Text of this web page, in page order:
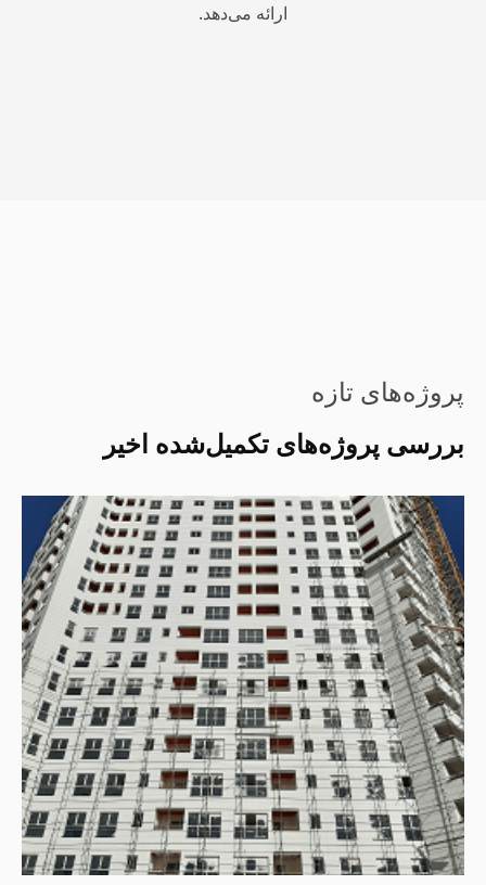
ارائه می‌دهد.
پروژه‌های تازه
بررسی پروژه‌های تکمیل‌شده اخیر